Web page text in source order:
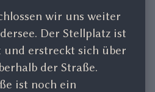
wir uns weiter
Der Stellplatz ist
und erstreckt sich über
der Straße.
ist noch ein